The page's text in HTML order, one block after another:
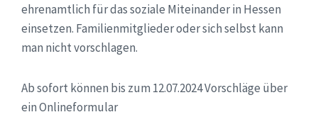
ehrenamtlich für das soziale Miteinander in Hessen
einsetzen. Familienmitglieder oder sich selbst kann
man nicht vorschlagen.
Ab sofort können bis zum 12.07.2024 Vorschläge über
ein Onlineformular